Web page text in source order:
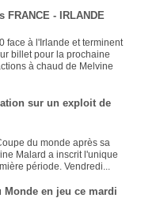
- IRLANDE
face à l'Irlande et terminent
billet pour la prochaine
à chaud de Melvine
sur un exploit de
du monde après sa
Malard a inscrit l'unique
période. Vendredi...
en jeu ce mardi